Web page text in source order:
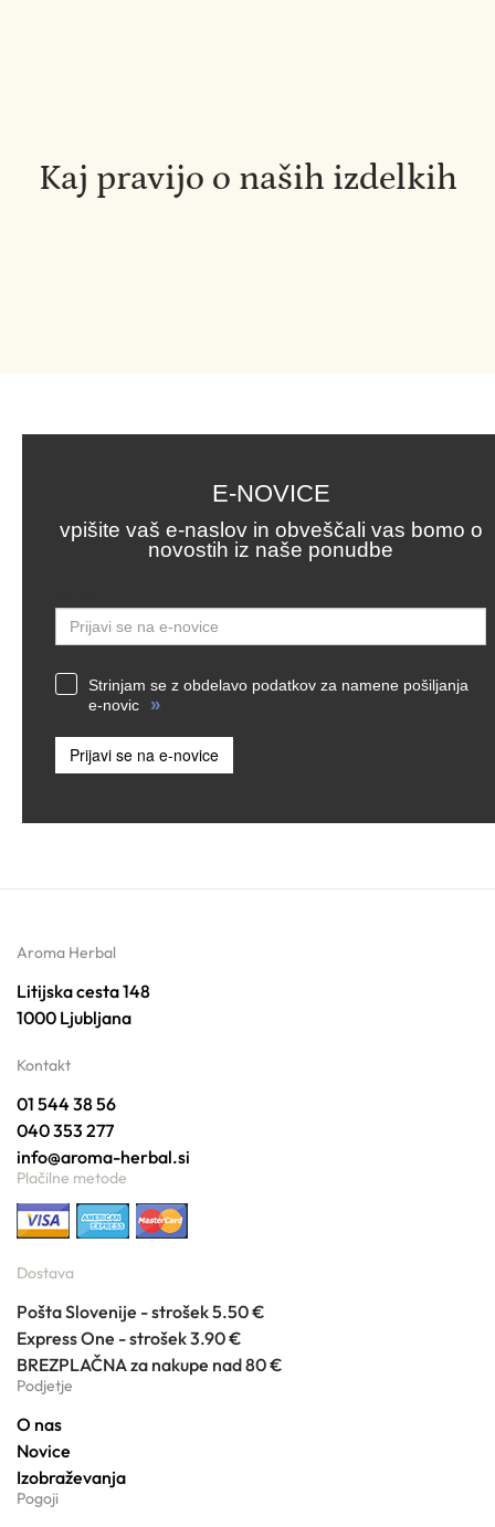
Kaj pravijo o naših izdelkih
E-NOVICE
vpišite vaš e-naslov in obveščali vas bomo o
novostih iz naše ponudbe
Strinjam se z obdelavo podatkov za namene pošiljanja
e-novic
»
Prijavi se na e-novice
Aroma Herbal
Litijska cesta 148
1000 Ljubljana
Kontakt
01 544 38 56
040 353 277
info@aroma-herbal.si
Plačilne metode
Dostava
Pošta Slovenije - strošek 5.50 €
Express One - strošek 3.90 €
BREZPLAČNA za nakupe nad 80 €
Podjetje
O nas
Novice
Izobraževanja
Pogoji